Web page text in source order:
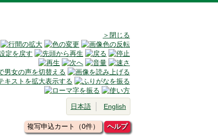
＞閉じる
日本語 English
複写申込カート（0件） ヘルプ